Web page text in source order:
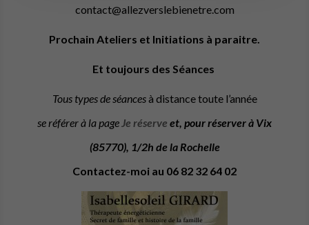
contact@allezverslebienetre.com
Prochain Ateliers et Initiations à paraitre.
Et toujours des Séances
Tous types de séancesà distance toute l’année
se référer à la page Je réserve et, pour réserver à Vix
(85770), 1/2h de la Rochelle
Contactez-moi au 06 82 32 64 02